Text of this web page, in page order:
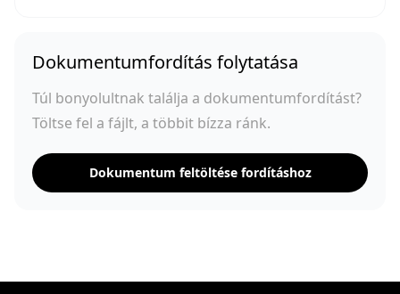
Dokumentumfordítás folytatása
Túl bonyolultnak találja a dokumentumfordítást?
Töltse fel a fájlt, a többit bízza ránk.
Dokumentum feltöltése fordításhoz